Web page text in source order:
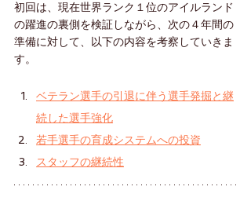
初回は、現在世界ランク１位のアイルランド
の躍進の裏側を検証しながら、次の４年間の
準備に対して、以下の内容を考察していきま
す。
ベテラン選手の引退に伴う選手発掘と継
続した選手強化
若手選手の育成システムへの投資
スタッフの継続性